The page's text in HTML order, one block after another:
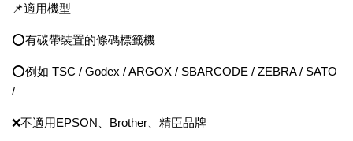
📌適用機型
⭕有碳帶裝置的條碼標籤機
⭕例如 TSC / Godex / ARGOX / SBARCODE / ZEBRA / SATO
/
❌不適用EPSON、Brother、精臣品牌